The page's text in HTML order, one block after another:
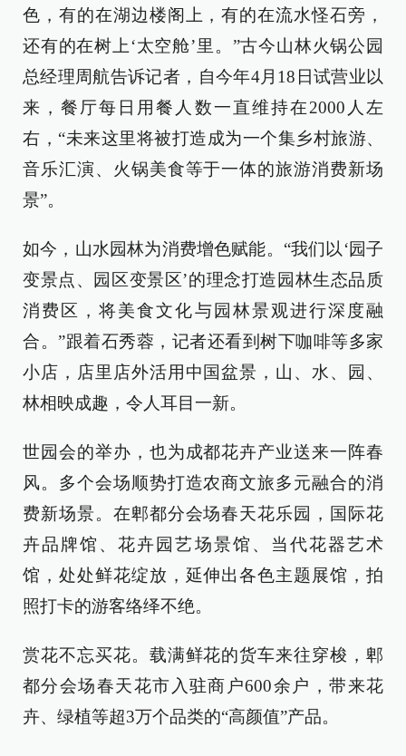
色，有的在湖边楼阁上，有的在流水怪石旁，
还有的在树上‘太空舱’里。”古今山林火锅公园
总经理周航告诉记者，自今年4月18日试营业以
来，餐厅每日用餐人数一直维持在2000人左
右，“未来这里将被打造成为一个集乡村旅游、
音乐汇演、火锅美食等于一体的旅游消费新场
景”。
如今，山水园林为消费增色赋能。“我们以‘园子
变景点、园区变景区’的理念打造园林生态品质
消费区，将美食文化与园林景观进行深度融
合。”跟着石秀蓉，记者还看到树下咖啡等多家
小店，店里店外活用中国盆景，山、水、园、
林相映成趣，令人耳目一新。
世园会的举办，也为成都花卉产业送来一阵春
风。多个会场顺势打造农商文旅多元融合的消
费新场景。在郫都分会场春天花乐园，国际花
卉品牌馆、花卉园艺场景馆、当代花器艺术
馆，处处鲜花绽放，延伸出各色主题展馆，拍
照打卡的游客络绎不绝。
赏花不忘买花。载满鲜花的货车来往穿梭，郫
都分会场春天花市入驻商户600余户，带来花
卉、绿植等超3万个品类的“高颜值”产品。